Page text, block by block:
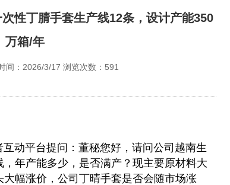
性丁腈手套生产线12条，设计产能350
万箱/年
间：2026/3/17 浏览次数：591
动平台提问：董秘您好，请问公司越南生
年产能多少，是否满产？现主要原材料大
幅涨价，公司丁晴手套是否会随市场涨